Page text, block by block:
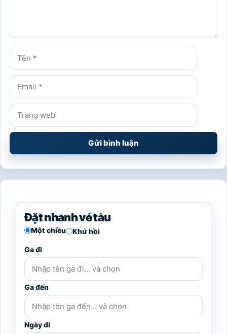
Tên
Email
Trang
web
Đặt nhanh vé tàu
Một chiều Khứ hồi
Ga đi
Ga đến
Ngày đi